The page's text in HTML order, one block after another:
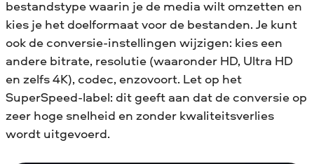
bestandstype waarin je de media wilt omzetten en
kies je het doelformaat voor de bestanden. Je kunt
ook de conversie-instellingen wijzigen: kies een
andere bitrate, resolutie (waaronder HD, Ultra HD
en zelfs 4K), codec, enzovoort. Let op het
SuperSpeed-label: dit geeft aan dat de conversie op
zeer hoge snelheid en zonder kwaliteitsverlies
wordt uitgevoerd.